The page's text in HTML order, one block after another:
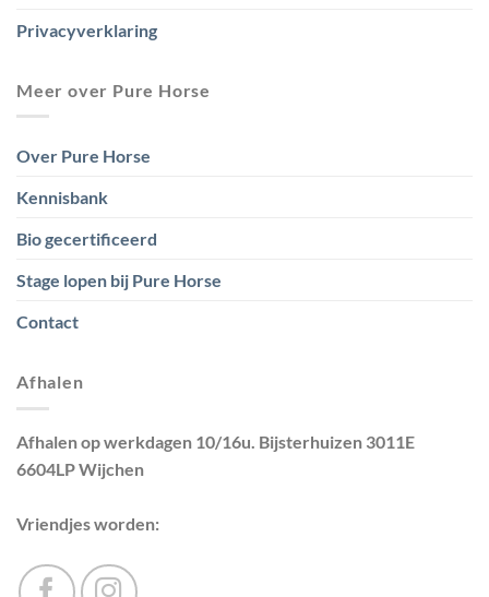
Privacyverklaring
Meer over Pure Horse
Over Pure Horse
Kennisbank
Bio gecertificeerd
Stage lopen bij Pure Horse
Contact
Afhalen
Afhalen op werkdagen 10/16u. Bijsterhuizen 3011E
6604LP Wijchen
Vriendjes worden: